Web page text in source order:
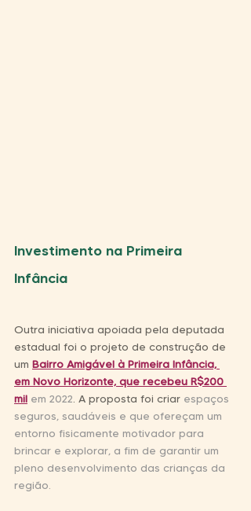
Investimento na Primeira
Infância
Outra iniciativa apoiada pela deputada
estadual foi o projeto de construção de
um Bairro Amigável à Primeira Infância,
em Novo Horizonte, que recebeu R$200
mil em 2022. A proposta foi criar espaços
seguros, saudáveis e que ofereçam um
entorno fisicamente motivador para
brincar e explorar, a fim de garantir um
pleno desenvolvimento das crianças da
região.